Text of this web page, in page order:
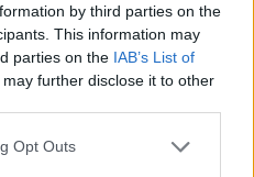
by third parties on the
This information may
parties on the IAB’s List of
may further disclose it to other
uses one or more Google
Opt Outs
οπαδός της Μάντσεστερ
Σχεδόν 300.000
του
Γιουνάιτεντ να νικήσει